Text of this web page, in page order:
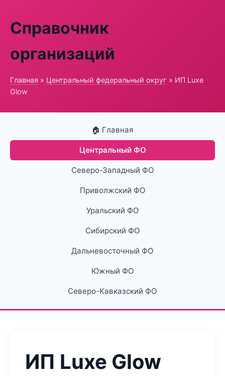
Справочник
организаций
Главная » Центральный федеральный округ » ИП Luxe
Glow
🏠 Главная
Центральный ФО
Северо-Западный ФО
Приволжский ФО
Уральский ФО
Сибирский ФО
Дальневосточный ФО
Южный ФО
Северо-Кавказский ФО
ИП Luxe Glow